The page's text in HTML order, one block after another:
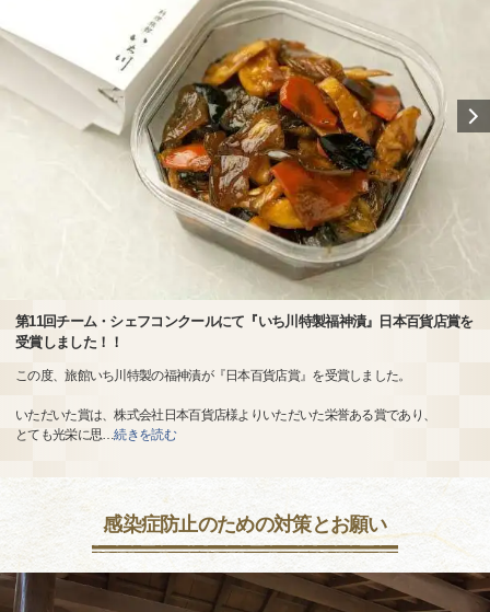
第11回チーム・シェフコンクールにて『いち川特製福神漬』日本百貨店賞を
受賞しました！！
この度、旅館いち川特製の福神漬が『日本百貨店賞』を受賞しました。
いただいた賞は、株式会社日本百貨店様よりいただいた栄誉ある賞であり、
とても光栄に思…続きを読む
感染症防止のための対策とお願い